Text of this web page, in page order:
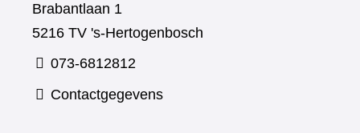
Brabantlaan 1
5216 TV 's-Hertogenbosch
073-6812812
Contactgegevens